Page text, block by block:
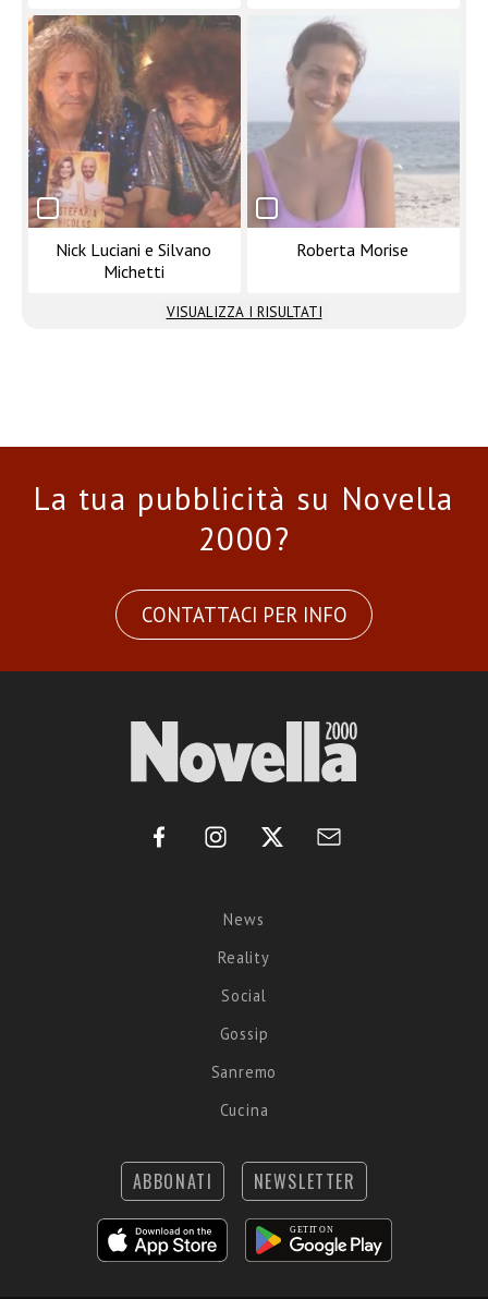
Nick Luciani e Silvano
Michetti
Roberta Morise
VISUALIZZA I RISULTATI
La tua pubblicità su Novella
2000?
CONTATTACI PER INFO
News
Reality
Social
Gossip
Sanremo
Cucina
ABBONATI NEWSLETTER